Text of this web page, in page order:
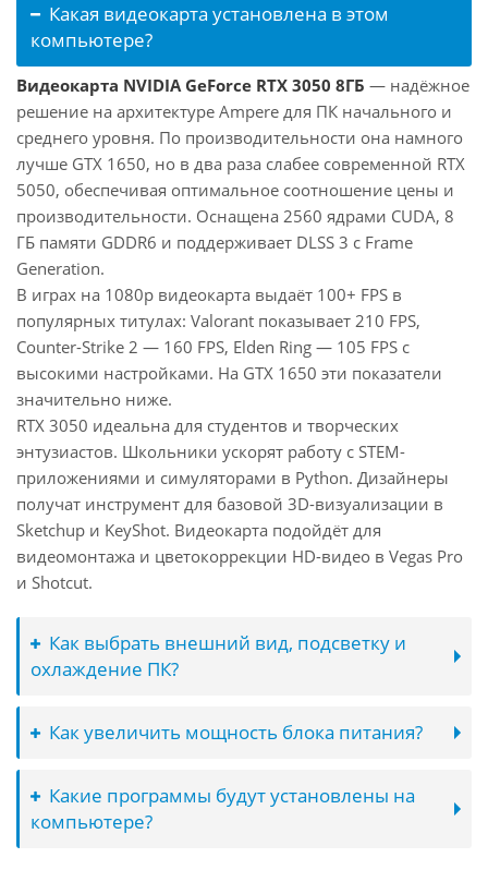
Какая видеокарта установлена в этом
компьютере?
Видеокарта NVIDIA GeForce RTX 3050 8ГБ — надёжное
решение на архитектуре Ampere для ПК начального и
среднего уровня. По производительности она намного
лучше GTX 1650, но в два раза слабее современной RTX
5050, обеспечивая оптимальное соотношение цены и
производительности. Оснащена 2560 ядрами CUDA, 8
ГБ памяти GDDR6 и поддерживает DLSS 3 с Frame
Generation.
В играх на 1080p видеокарта выдаёт 100+ FPS в
популярных титулах: Valorant показывает 210 FPS,
Counter-Strike 2 — 160 FPS, Elden Ring — 105 FPS с
высокими настройками. На GTX 1650 эти показатели
значительно ниже.
RTX 3050 идеальна для студентов и творческих
энтузиастов. Школьники ускорят работу с STEM-
приложениями и симуляторами в Python. Дизайнеры
получат инструмент для базовой 3D-визуализации в
Sketchup и KeyShot. Видеокарта подойдёт для
видеомонтажа и цветокоррекции HD-видео в Vegas Pro
и Shotcut.
Как выбрать внешний вид, подсветку и
охлаждение ПК?
Как увеличить мощность блока питания?
Какие программы будут установлены на
компьютере?